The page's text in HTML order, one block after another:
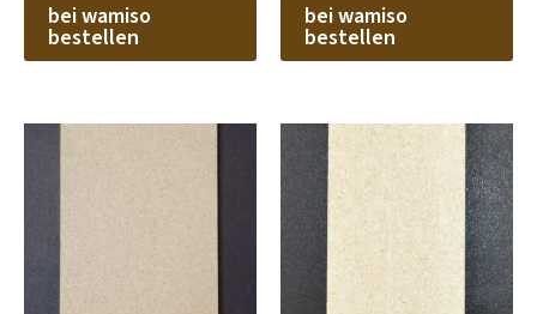
bei wamiso
bestellen
bei wamiso
bestellen